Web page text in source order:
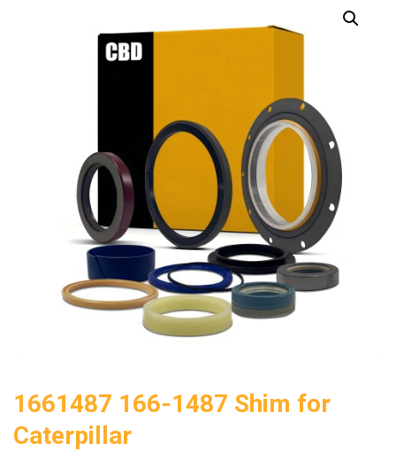
1661487 166-1487 Shim for
Caterpillar